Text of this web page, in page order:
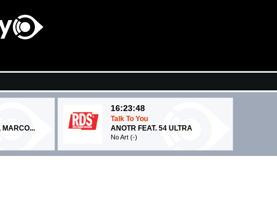
MARCO...
16:23:48
Talk To You
ANOTR FEAT. 54 ULTRA
No Art (-)